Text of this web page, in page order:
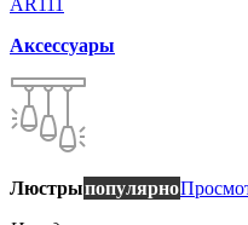
AR111
Аксессуары
Люстрыпопулярно